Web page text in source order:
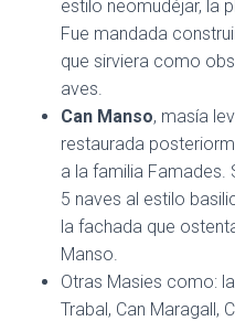
estilo neomudéjar, la
Fue mandada
que sirviera como
aves.
Can Manso, masía
restaurada
a la familia
5 naves al estilo
la fachada que
Manso.
Otras Masies como:
Trabal, Can Maragall,